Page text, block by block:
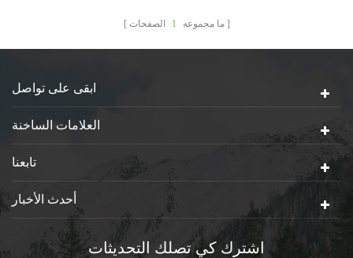
ما مجموعه 1 الصفحات
ابقى على تواصل
العلامات الساخنة
تابعنا
أحدث الأخبار
اشترك كي تصلك التحديثات